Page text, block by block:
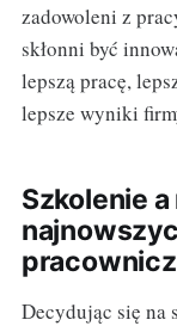
zadowoleni z
skłonni być
lepszą pracę,
lepsze wyniki
Szkolenie
Decydując się na